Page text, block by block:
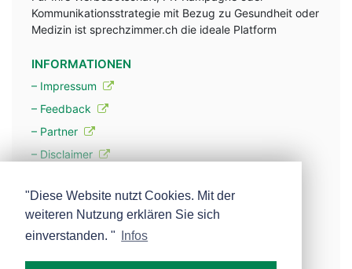
Kommunikationsstrategie mit Bezug zu Gesundheit oder
Medizin ist sprechzimmer.ch die ideale Platform
INFORMATIONEN
– Impressum
– Feedback
– Partner
– Disclaimer
– Werbung
– Mehr über unsere Experten
"Diese Website nutzt Cookies. Mit der
weiteren Nutzung erklären Sie sich
einverstanden. "
Infos